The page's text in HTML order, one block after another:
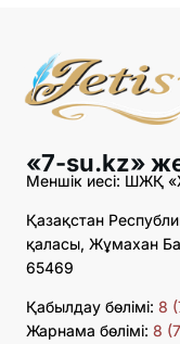
«7-su.kz»
Меншік иесі: ШЖҚ
Қазақстан
қаласы, Жұмахан
65469
Қабылдау бөлімі: 8
Жарнама бөлімі: 8